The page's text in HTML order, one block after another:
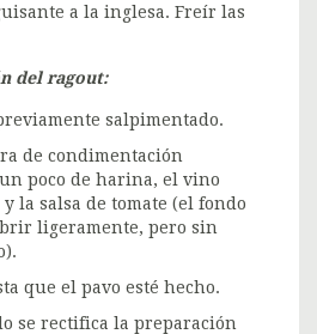
a la inglesa. Freír las
del ragout:
salpimentado.
de condimentación
poco de harina, el vino
la salsa de tomate (el fondo
ligeramente, pero sin
que el pavo esté hecho.
se rectifica la preparación